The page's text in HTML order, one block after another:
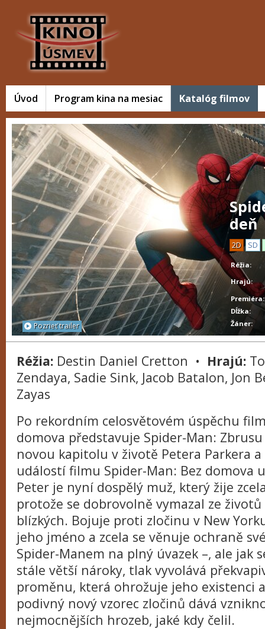
Úvod Program kina na mesiac Katalóg filmov
Pozrieť trailer
deň
2D SD
Réžia:
Hrajú:
Premiéra:
Dĺžka:
Žáner:
Réžia: Destin Daniel Cretton • Hrajú:
Zendaya, Sadie Sink, Jacob Batalon, Jon
Zayas
Po rekordním celosvětovém úspěchu
domova představuje Spider-Man:
novou kapitolu v životě Petera Parkera a
událostí filmu Spider-Man: Bez domova
Peter je nyní dospělý muž, který žije
protože se dobrovolně vymazal ze
blízkých. Bojuje proti zločinu v New
jeho jméno a zcela se věnuje ochraně
Spider-Manem na plný úvazek –, ale jak
stále větší nároky, tlak vyvolává
proměnu, která ohrožuje jeho existenci
podivný nový vzorec zločinů dává
nejmocnějších hrozeb, jaké kdy čelil.